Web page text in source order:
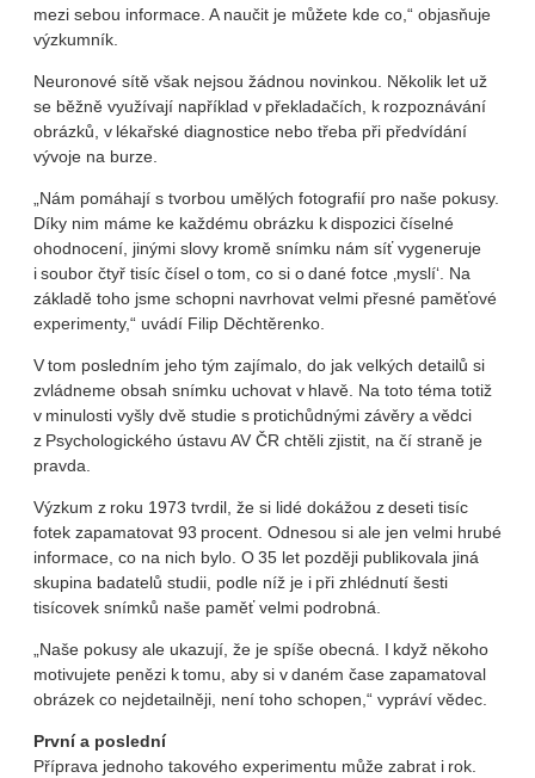
mezi sebou informace. A naučit je můžete kde co,“ objasňuje
výzkumník.
Neuronové sítě však nejsou žádnou novinkou. Několik let už
se běžně využívají například v překladačích, k rozpoznávání
obrázků, v lékařské diagnostice nebo třeba při předvídání
vývoje na burze.
„Nám pomáhají s tvorbou umělých fotografií pro naše pokusy.
Díky nim máme ke každému obrázku k dispozici číselné
ohodnocení, jinými slovy kromě snímku nám síť vygeneruje
i soubor čtyř tisíc čísel o tom, co si o dané fotce ‚myslí‘. Na
základě toho jsme schopni navrhovat velmi přesné paměťové
experimenty,“ uvádí Filip Děchtěrenko.
V tom posledním jeho tým zajímalo, do jak velkých detailů si
zvládneme obsah snímku uchovat v hlavě. Na toto téma totiž
v minulosti vyšly dvě studie s protichůdnými závěry a vědci
z Psychologického ústavu AV ČR chtěli zjistit, na čí straně je
pravda.
Výzkum z roku 1973 tvrdil, že si lidé dokážou z deseti tisíc
fotek zapamatovat 93 procent. Odnesou si ale jen velmi hrubé
informace, co na nich bylo. O 35 let později publikovala jiná
skupina badatelů studii, podle níž je i při zhlédnutí šesti
tisícovek snímků naše paměť velmi podrobná.
„Naše pokusy ale ukazují, že je spíše obecná. I když někoho
motivujete penězi k tomu, aby si v daném čase zapamatoval
obrázek co nejdetailněji, není toho schopen,“ vypráví vědec.
První a poslední
Příprava jednoho takového experimentu může zabrat i rok.